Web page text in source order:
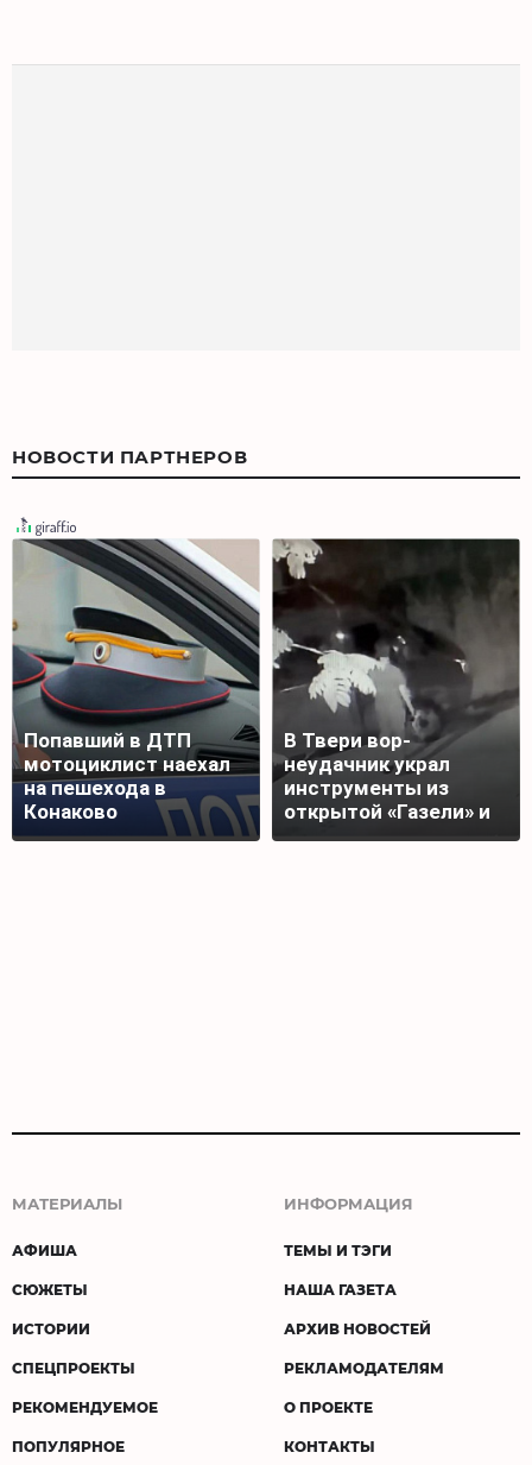
НОВОСТИ ПАРТНЕРОВ
Попавший в ДТП
мотоциклист наехал
на пешехода в
Конаково
В Твери вор-
неудачник украл
инструменты из
открытой «Газели» и
лишился добычи
МАТЕРИАЛЫ
АФИША
СЮЖЕТЫ
ИСТОРИИ
СПЕЦПРОЕКТЫ
РЕКОМЕНДУЕМОЕ
ПОПУЛЯРНОЕ
ИНФОРМАЦИЯ
ТЕМЫ И ТЭГИ
НАША ГАЗЕТА
АРХИВ НОВОСТЕЙ
РЕКЛАМОДАТЕЛЯМ
О ПРОЕКТЕ
КОНТАКТЫ